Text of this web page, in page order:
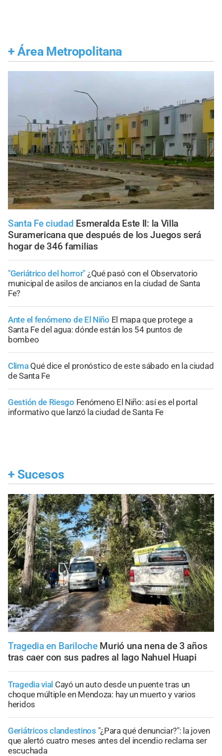
+ Área Metropolitana
Santa Fe ciudad Esmeralda Este II: la Villa
Suramericana que después de los Juegos será
hogar de 346 familias
"Geriátrico del horror" ¿Qué pasó con el Observatorio
municipal de asilos de ancianos en la ciudad de Santa
Fe?
Ante el fenómeno de El Niño El mapa que protege a
Santa Fe del agua: dónde están los 54 puntos de
bombeo
Clima Qué dice el pronóstico de este sábado en la ciudad
de Santa Fe
Gestión de Riesgo Fenómeno El Niño: así es el portal
informativo que lanzó la ciudad de Santa Fe
+ Sucesos
Tragedia en Bariloche Murió una nena de 3 años
tras caer con sus padres al lago Nahuel Huapi
Tragedia vial Cayó un auto desde un puente tras un
choque múltiple en Mendoza: hay un muerto y varios
heridos
Geriátricos clandestinos "¿Para qué denunciar?": la joven
que alertó cuatro meses antes del incendio reclama ser
escuchada